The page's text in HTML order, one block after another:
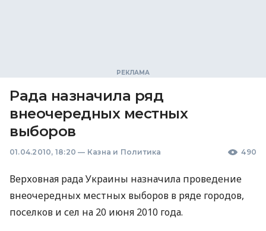
Рада назначила ряд
внеочередных местных
выборов
01.04.2010, 18:20 — Казна и Политика 490
Верховная рада Украины назначила проведение
внеочередных местных выборов в ряде городов,
поселков и сел на 20 июня 2010 года.